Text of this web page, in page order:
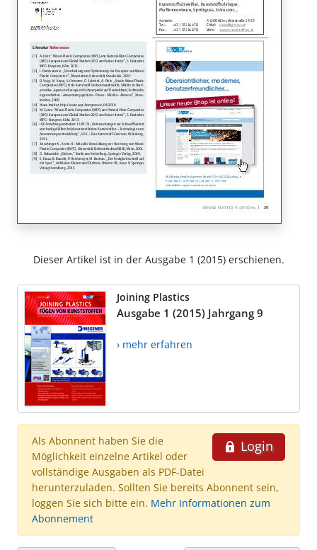
Dieser Artikel ist in der Ausgabe 1 (2015) erschienen.
Joining Plastics
Ausgabe 1 (2015) Jahrgang 9
› mehr erfahren
Login
Als Abonnent haben Sie die
Möglichkeit einzelne Artikel oder
vollständige Ausgaben als PDF-Datei
herunterzuladen. Sollten Sie bereits Abonnent sein,
loggen Sie sich bitte ein. Mehr Informationen zum
Abonnement